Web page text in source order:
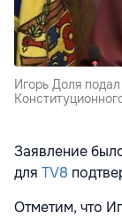
Игорь Доля
Заявление
для TV8
Отметим, что